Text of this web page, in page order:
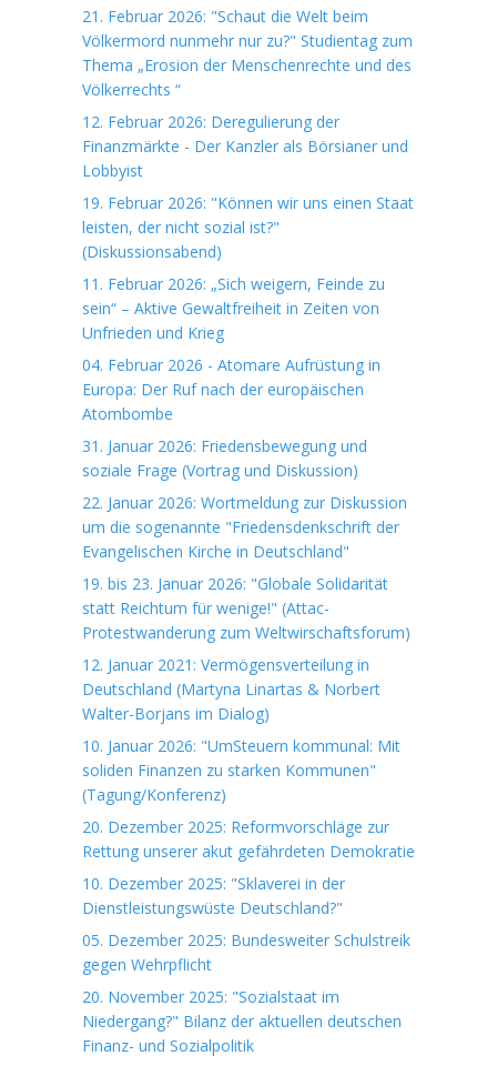
21. Februar 2026: "Schaut die Welt beim
Völkermord nunmehr nur zu?" Studientag zum
Thema „Erosion der Menschenrechte und des
Völkerrechts “
12. Februar 2026: Deregulierung der
Finanzmärkte - Der Kanzler als Börsianer und
Lobbyist
19. Februar 2026: "Können wir uns einen Staat
leisten, der nicht sozial ist?"
(Diskussionsabend)
11. Februar 2026: „Sich weigern, Feinde zu
sein“ – Aktive Gewaltfreiheit in Zeiten von
Unfrieden und Krieg
04. Februar 2026 - Atomare Aufrüstung in
Europa: Der Ruf nach der europäischen
Atombombe
31. Januar 2026: Friedensbewegung und
soziale Frage (Vortrag und Diskussion)
22. Januar 2026: Wortmeldung zur Diskussion
um die sogenannte "Friedensdenkschrift der
Evangelischen Kirche in Deutschland"
19. bis 23. Januar 2026: "Globale Solidarität
statt Reichtum für wenige!" (Attac-
Protestwanderung zum Weltwirschaftsforum)
12. Januar 2021: Vermögensverteilung in
Deutschland (Martyna Linartas & Norbert
Walter-Borjans im Dialog)
10. Januar 2026: "UmSteuern kommunal: Mit
soliden Finanzen zu starken Kommunen"
(Tagung/Konferenz)
20. Dezember 2025: Reformvorschläge zur
Rettung unserer akut gefährdeten Demokratie
10. Dezember 2025: "Sklaverei in der
Dienstleistungswüste Deutschland?"
05. Dezember 2025: Bundesweiter Schulstreik
gegen Wehrpflicht
20. November 2025: "Sozialstaat im
Niedergang?" Bilanz der aktuellen deutschen
Finanz- und Sozialpolitik